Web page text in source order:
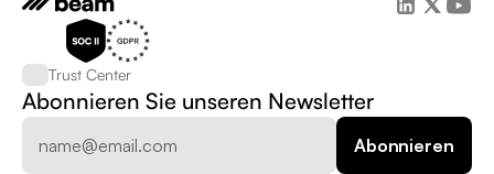
Trust Center
Abonnieren Sie unseren Newsletter